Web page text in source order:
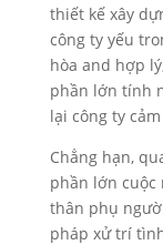
thiết kế xây
công ty yếu
hòa and hợp
phần lớn tính
lại công ty
Chẳng hạn,
phần lớn cuộc
thân phụ
pháp xử trí